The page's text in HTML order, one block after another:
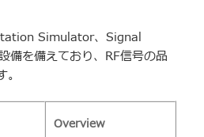
Simulator、Signal
備を備えており、RF信号の品
Overview